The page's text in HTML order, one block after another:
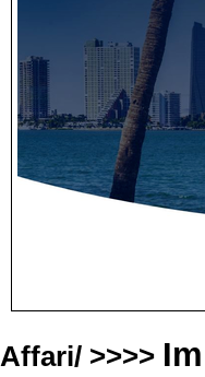
Affari/ >>>>